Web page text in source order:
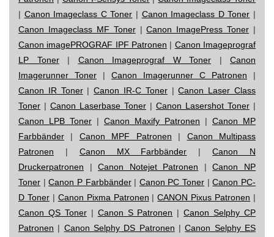
| Canon Imageclass C Toner | Canon Imageclass D Toner |
Canon Imageclass MF Toner|Canon ImagePress Toner |
Canon imagePROGRAF IPF Patronen | Canon Imageprograf
LP Toner| Canon Imageprograf W Toner | Canon
Imagerunner Toner | Canon Imagerunner C Patronen |
Canon IR Toner|Canon IR-C Toner|Canon Laser Class
Toner | Canon Laserbase Toner | Canon Lasershot Toner |
Canon LPB Toner | Canon Maxify Patronen | Canon MP
Farbbänder | Canon MPF Patronen | Canon Multipass
Patronen | Canon MX Farbbänder |Canon N
Druckerpatronen |Canon Notejet Patronen |Canon NP
Toner |Canon P Farbbänder| Canon PC Toner |Canon PC-
D Toner| Canon Pixma Patronen |CANON Pixus Patronen |
Canon QS Toner| Canon S Patronen |Canon Selphy CP
Patronen | Canon Selphy DS Patronen |Canon Selphy ES